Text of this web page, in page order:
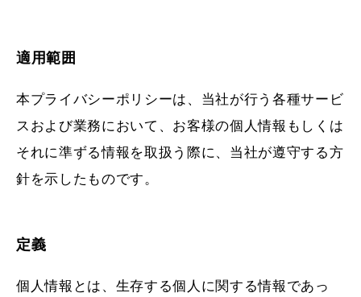
適用範囲
本プライバシーポリシーは、当社が行う各種サービ
スおよび業務において、お客様の個人情報もしくは
それに準ずる情報を取扱う際に、当社が遵守する方
針を示したものです。
定義
個人情報とは、生存する個人に関する情報であっ